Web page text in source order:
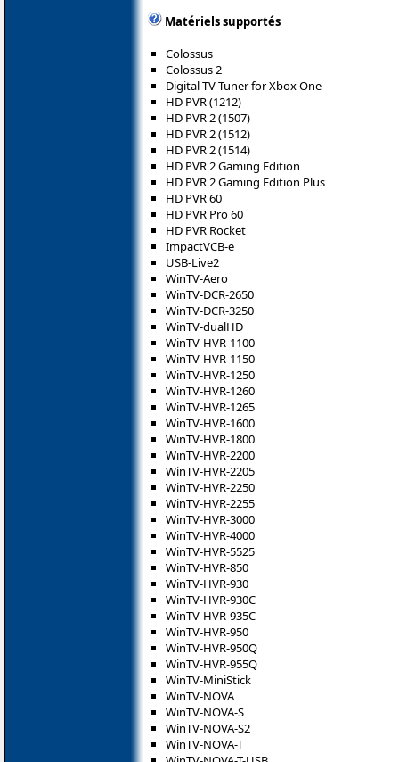
Matériels supportés
Colossus
Colossus 2
Digital TV Tuner for Xbox One
HD PVR (1212)
HD PVR 2 (1507)
HD PVR 2 (1512)
HD PVR 2 (1514)
HD PVR 2 Gaming Edition
HD PVR 2 Gaming Edition Plus
HD PVR 60
HD PVR Pro 60
HD PVR Rocket
ImpactVCB-e
USB-Live2
WinTV-Aero
WinTV-DCR-2650
WinTV-DCR-3250
WinTV-dualHD
WinTV-HVR-1100
WinTV-HVR-1150
WinTV-HVR-1250
WinTV-HVR-1260
WinTV-HVR-1265
WinTV-HVR-1600
WinTV-HVR-1800
WinTV-HVR-2200
WinTV-HVR-2205
WinTV-HVR-2250
WinTV-HVR-2255
WinTV-HVR-3000
WinTV-HVR-4000
WinTV-HVR-5525
WinTV-HVR-850
WinTV-HVR-930
WinTV-HVR-930C
WinTV-HVR-935C
WinTV-HVR-950
WinTV-HVR-950Q
WinTV-HVR-955Q
WinTV-MiniStick
WinTV-NOVA
WinTV-NOVA-S
WinTV-NOVA-S2
WinTV-NOVA-T